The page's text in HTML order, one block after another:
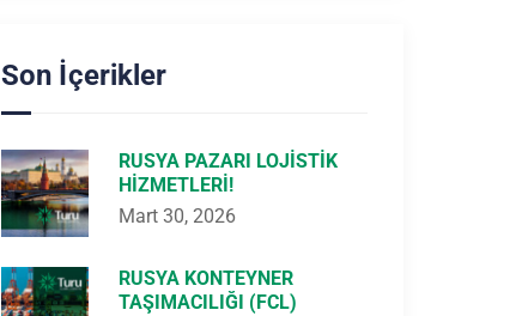
Son İçerikler
RUSYA PAZARI LOJISTIK
HIZMETLERI!
Mart 30, 2026
RUSYA KONTEYNER
TAŞIMACILIĞI (FCL)